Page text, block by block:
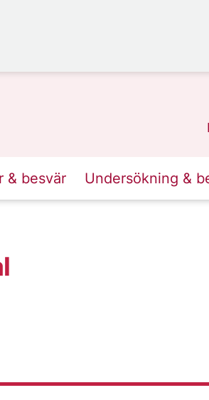
& besvär Undersökning &